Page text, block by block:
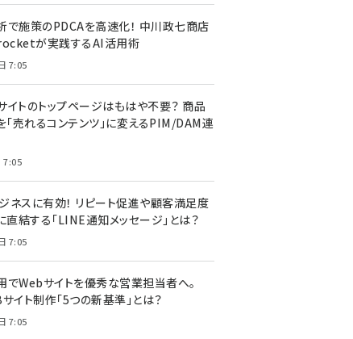
で施策のPDCAを高速化！ 中川政七商店
が実践するAI活用術
7:05
イトのトップページはもはや不要？ 商品
「売れるコンテンツ」に変えるPIM/DAM連
7:05
ネスに有効！ リピート促進や顧客満足度
直結する「LINE通知メッセージ」とは？
7:05
でWebサイトを優秀な営業担当者へ。
イト制作「5つの新基準」とは？
7:05